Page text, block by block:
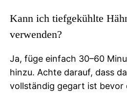
Kann ich tiefgekühlte
verwenden?
Ja, füge einfach 30–60
hinzu. Achte darauf, dass
vollständig gegart ist bevor